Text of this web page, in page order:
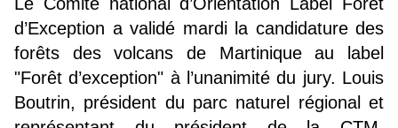
d’Exception a validé mardi la candidature des
forêts des volcans de Martinique au label
"Forêt d’exception" à l’unanimité du jury. Louis
Boutrin, président du parc naturel régional et